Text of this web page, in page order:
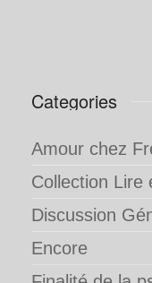
Categories
Amour chez
Collection Lire
Discussion
Encore